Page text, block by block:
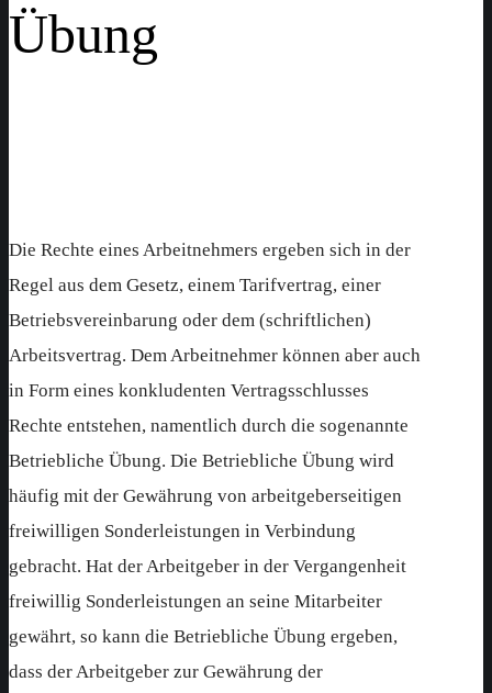
Übung
Die Rechte eines Arbeitnehmers ergeben sich in der
Regel aus dem Gesetz, einem Tarifvertrag, einer
Betriebsvereinbarung oder dem (schriftlichen)
Arbeitsvertrag. Dem Arbeitnehmer können aber auch
in Form eines konkludenten Vertragsschlusses
Rechte entstehen, namentlich durch die sogenannte
Betriebliche Übung. Die Betriebliche Übung wird
häufig mit der Gewährung von arbeitgeberseitigen
freiwilligen Sonderleistungen in Verbindung
gebracht. Hat der Arbeitgeber in der Vergangenheit
freiwillig Sonderleistungen an seine Mitarbeiter
gewährt, so kann die Betriebliche Übung ergeben,
dass der Arbeitgeber zur Gewährung der